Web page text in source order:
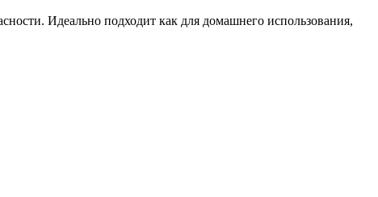
Идеально подходит как для домашнего использования,